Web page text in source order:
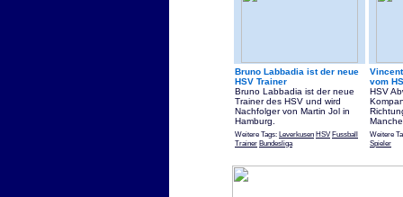
Bruno Labbadia ist der neue
HSV Trainer
Bruno Labbadia ist der neue
Trainer des HSV und wird
Nachfolger von Martin Jol in
Hamburg.
Weitere Tags: Leverkusen HSV Fussball
Trainer Bundesliga
vom
HSV
Weitere
Spieler